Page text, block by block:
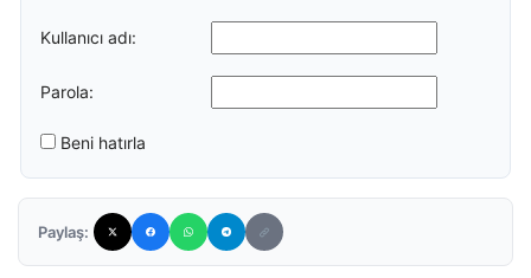
Kullanıcı adı:
Parola:
Beni hatırla
Paylaş: